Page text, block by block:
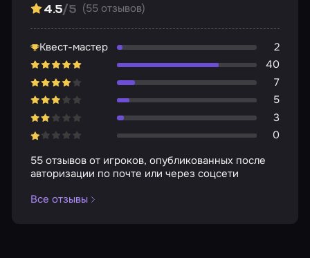
4.5/5 (55 отзывов)
Квест-мастер
2
40
7
5
3
0
55 отзывов от игроков, опубликованных после
авторизации по почте или через соцсети
Все отзывы